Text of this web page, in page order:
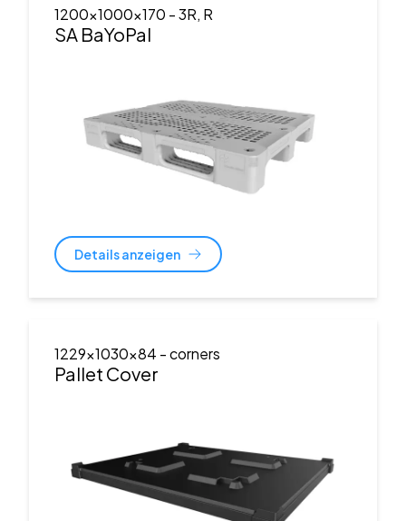
1200x1000x170 - 3R, R
SA BaYoPal
Details anzeigen
1229x1030x84 - corners
Pallet Cover